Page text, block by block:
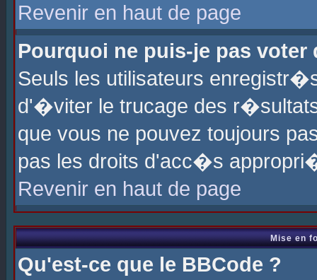
Revenir en haut de page
Pourquoi ne puis-je pas voter
Seuls les utilisateurs
d'�viter le trucage des
que vous ne pouvez toujours
pas les droits d'acc�s
Revenir en haut de page
Mise en
Qu'est-ce que le BBCode ?